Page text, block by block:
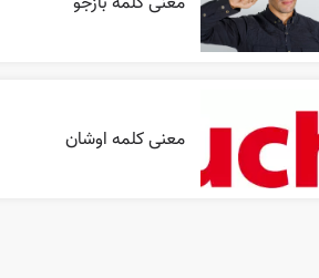
معنی کلمه اوشان